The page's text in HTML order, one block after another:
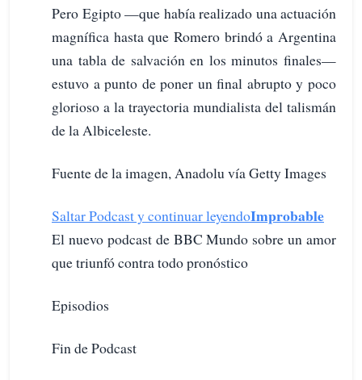
Pero Egipto —que había realizado una actuación
magnífica hasta que Romero brindó a Argentina
una tabla de salvación en los minutos finales—
estuvo a punto de poner un final abrupto y poco
glorioso a la trayectoria mundialista del talismán
de la Albiceleste.
Fuente de la imagen, Anadolu vía Getty Images
Saltar Podcast y continuar leyendoImprobable
El nuevo podcast de BBC Mundo sobre un amor
que triunfó contra todo pronóstico
Episodios
Fin de Podcast